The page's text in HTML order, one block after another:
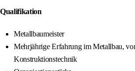
Qualifikation
Metallbaumeister
Mehrjährige Erfahrung im Metallbau,
Konstruktionstechnik